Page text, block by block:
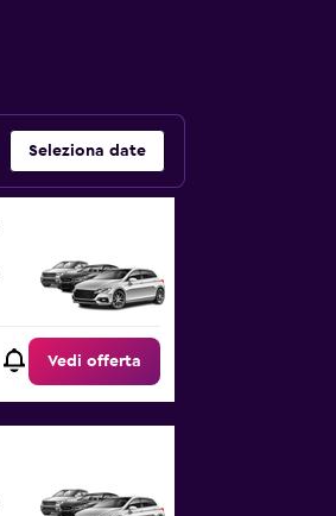
Seleziona date
Vedi offerta